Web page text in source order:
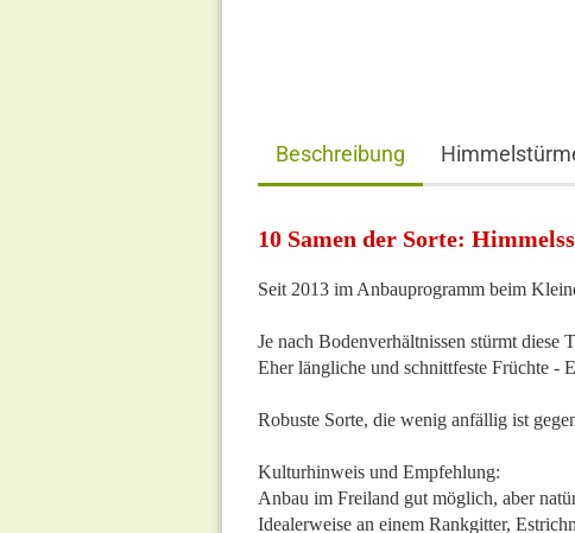
Beschreibung
10 Samen der Sorte:
Seit 2013 im Anbauprogramm beim
Je nach Bodenverhältnissen stürmt diese
Eher längliche und schnittfeste Früchte -
Robuste Sorte, die wenig anfällig ist
Kulturhinweis und Empfehlung:
Anbau im Freiland gut möglich, aber
Idealerweise an einem Rankgitter,